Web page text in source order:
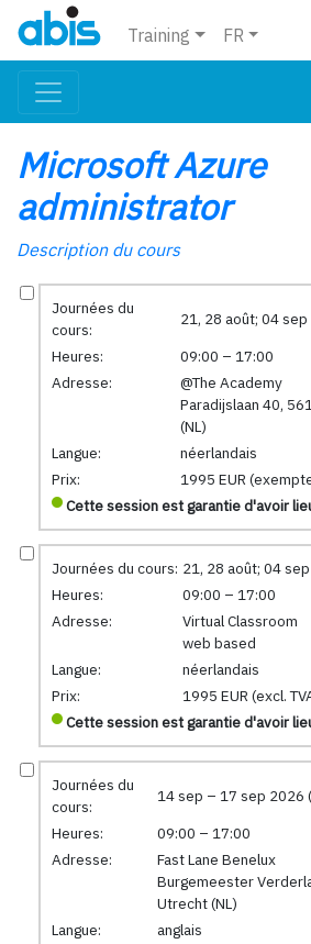
Training FR
Microsoft Azure
administrator
Description du cours
Journées du
cours:
21, 28 août; 04
Heures:
09:00 – 17:00
Adresse:
@The Academy
Paradijslaan 40,
(NL)
Langue:
néerlandais
Prix:
1995 EUR
Cette session est garantie d'avoir
Journées du cours: 21, 28 août; 04
Heures:
09:00 – 17:00
Adresse:
Virtual Classroom
web based
Langue:
néerlandais
Prix:
1995 EUR (excl.
Cette session est garantie d'avoir
Journées du
cours:
14 sep – 17 sep 2026
Heures:
09:00 – 17:00
Adresse:
Fast Lane Benelux
Burgemeester
Utrecht (NL)
Langue:
anglais